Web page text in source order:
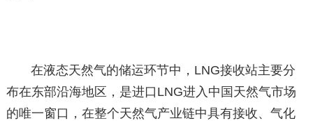
在液态天然气的储运环节中，LNG接收站主要分
布在东部沿海地区，是进口LNG进入中国天然气市场
的唯一窗口，在整个天然气产业链中具有接收、气化